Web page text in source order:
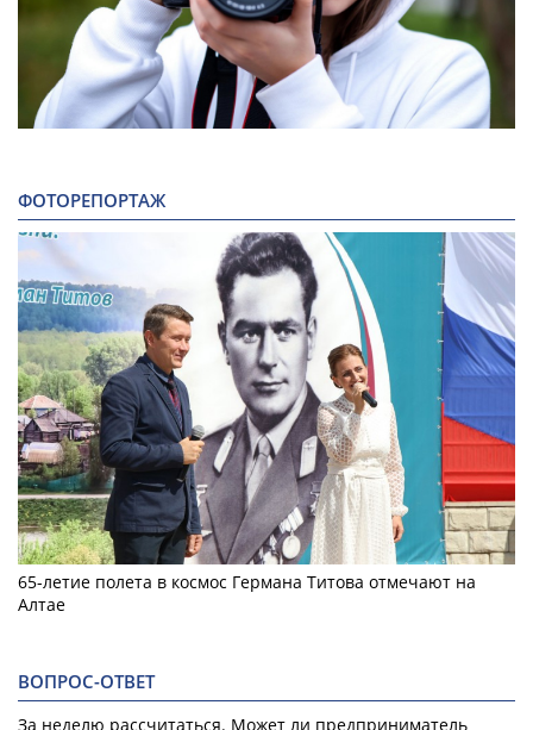
ФОТОРЕПОРТАЖ
65-летие полета в космос Германа Титова отмечают на
Алтае
ВОПРОС-ОТВЕТ
За неделю рассчитаться. Может ли предприниматель